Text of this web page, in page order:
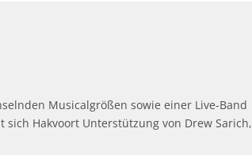
Musicalgrößen sowie einer Live-Band
Hakvoort Unterstützung von Drew Sarich,